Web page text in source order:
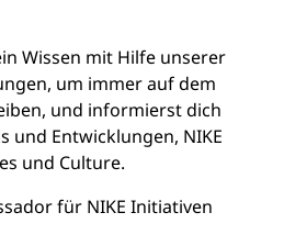
Wissen mit Hilfe unserer
um immer auf dem
und informierst dich
und Entwicklungen, NIKE
und Culture.
für NIKE Initiativen